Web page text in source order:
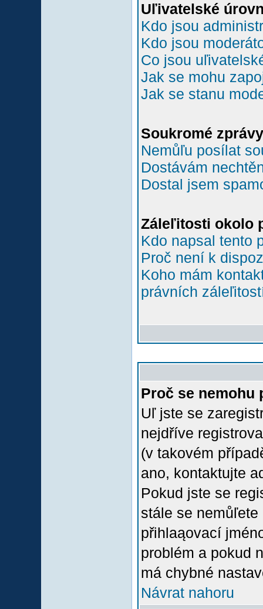
Uľivatelské
Kdo jsou
Kdo jsou
Co jsou
Jak se mohu
Jak se stanu
Soukromé zprávy
Nemůľu posílat
Dostávám
Dostal jsem
Záleľitosti okolo
Kdo napsal tento
Proč není k
Koho mám
právních
Proč se nemohu
Uľ jste se
nejdříve
(v takovém
ano, kontaktujte
Pokud jste se
stále se
přihlaąovací
problém a pokud
má chybné
Návrat nahoru